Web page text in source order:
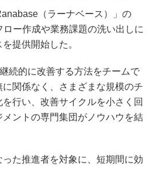
（ラーナベース）」の
ー作成や業務課題の洗い出しに
提供開始した。
続的に改善する方法をチームで
関係なく、さまざまな規模のチ
行い、改善サイクルを小さく回
ントの専門集団がノウハウを結
た推進者を対象に、短期間に効